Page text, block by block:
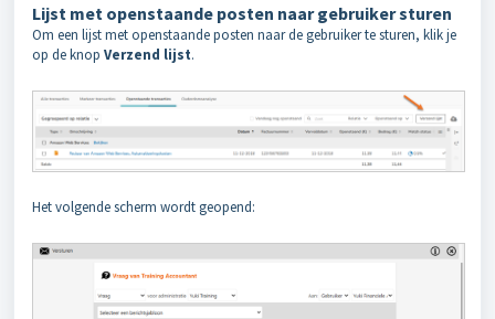
Lijst met openstaande posten naar gebruiker sturen
Om een lijst met openstaande posten naar de gebruiker te sturen, klik je
op de knop Verzend lijst.
Het volgende scherm wordt geopend: